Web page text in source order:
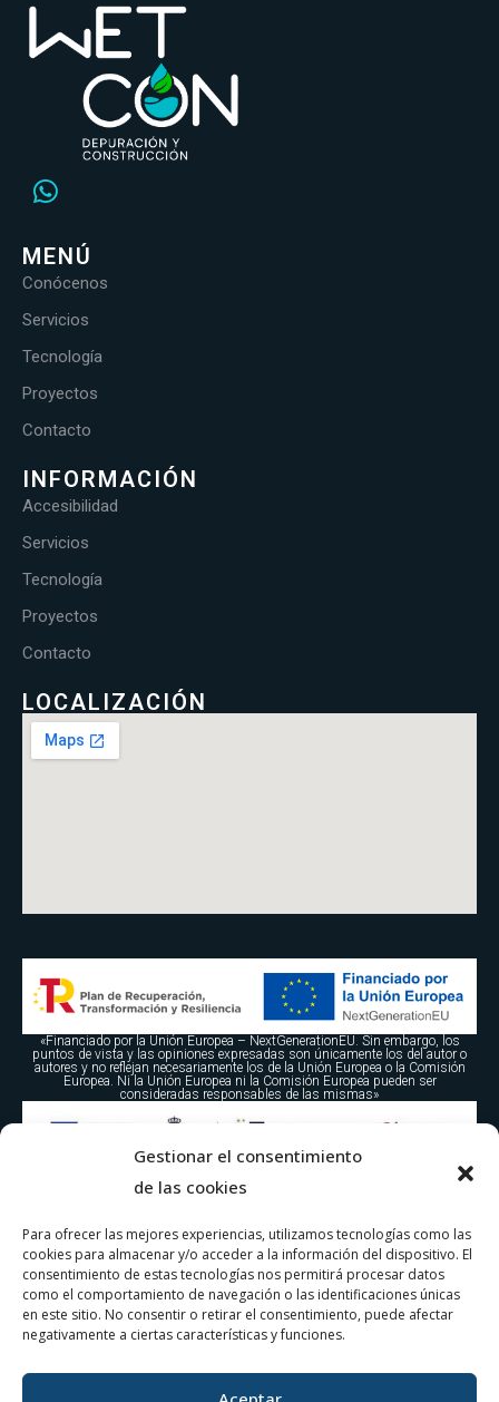
Gestionar el consentimiento
de las cookies
Para ofrecer las mejores experiencias, utilizamos tecnologías como las
cookies para almacenar y/o acceder a la información del dispositivo. El
consentimiento de estas tecnologías nos permitirá procesar datos
como el comportamiento de navegación o las identificaciones únicas
en este sitio. No consentir o retirar el consentimiento, puede afectar
negativamente a ciertas características y funciones.
MENÚ
Conócenos
Servicios
Tecnología
Proyectos
Contacto
INFORMACIÓN
Accesibilidad
Servicios
Tecnología
Proyectos
Contacto
LOCALIZACIÓN
«Financiado por la Unión Europea – NextGenerationEU. Sin embargo, los
puntos de vista y las opiniones expresadas son únicamente los del autor o
autores y no reflejan necesariamente los de la Unión Europea o la Comisión
Europea. Ni la Unión Europea ni la Comisión Europea pueden ser
consideradas responsables de las mismas»
WETCON TECNOLOGÍAS DEL AGUA S.L. ha sido beneficiaria del Fondo
Europeo de Desarrollo Regional cuyo objetivo es la mejora de la competitividad
de las PYMES, y gracias al cual ha puesto en marcha un Plan de Acción con el
de la Cámara de Comercio de Santiago de Compostela. #EuropaSeSiente